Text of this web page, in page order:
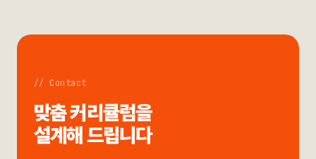
// Contact
맞춤 커리큘럼을
설계해 드립니다